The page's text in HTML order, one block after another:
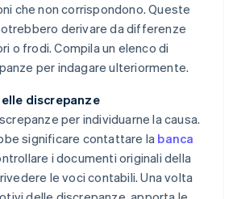
che non corrispondono. Queste
derivare da differenze
o frodi. Compila un elenco di
per indagare ulteriormente.
discrepanze
per individuarne la causa.
significare contattare la banca
i documenti originali della
le voci contabili. Una volta